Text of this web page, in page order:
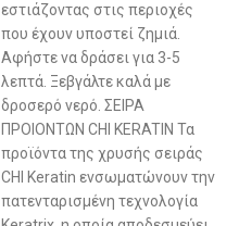
εστιάζοντας στις περιοχές
που έχουν υποστεί ζημιά.
Αφήστε να δράσει για 3-5
λεπτά. Ξεβγάλτε καλά με
δροσερό νερό. ΣΕΙΡΑ
ΠΡΟΙΟΝΤΩΝ CHI KERATIN Τα
προϊόντα της χρυσής σειράς
CHI Keratin ενσωματώνουν την
πατενταρισμένη τεχνολογία